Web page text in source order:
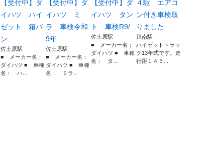
【受付中】ダ
イハツ ハイ
ゼット 箱バ
ン...
佐土原駅
■ メーカー名：
ダイハツ ■ 車種
名： ハ...
【受付中】ダ
イハツ ミ
ラ 車検令和
9年...
佐土原駅
■ メーカー名：
ダイハツ ■ 車種
名： ミラ...
【受付中】ダ
イハツ タン
ト 車検R9/...
佐土原駅
■ メーカー名：
ダイハツ ■ 車種
名： タ...
４駆 エアコ
ン付き車検取
りました
川南駅
ハイゼットトラッ
ク13年式です。走
行距１４５...